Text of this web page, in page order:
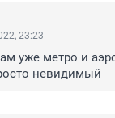
23:23
уже метро и
невидимый